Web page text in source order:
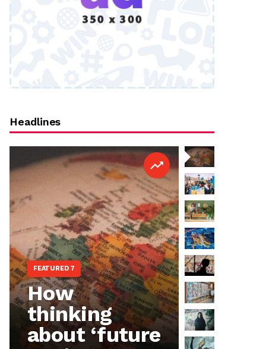
Headlines
FEATURED 7
How
thinking
about ‘future
WORLD NEWS
The
Meet